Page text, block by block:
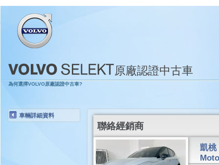
原廠認證中古車
為何選擇VOLVO原廠認證中古車?
車輛詳細資料
聯絡經銷商
凱桃